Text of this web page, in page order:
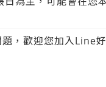
，歡迎您加入Line